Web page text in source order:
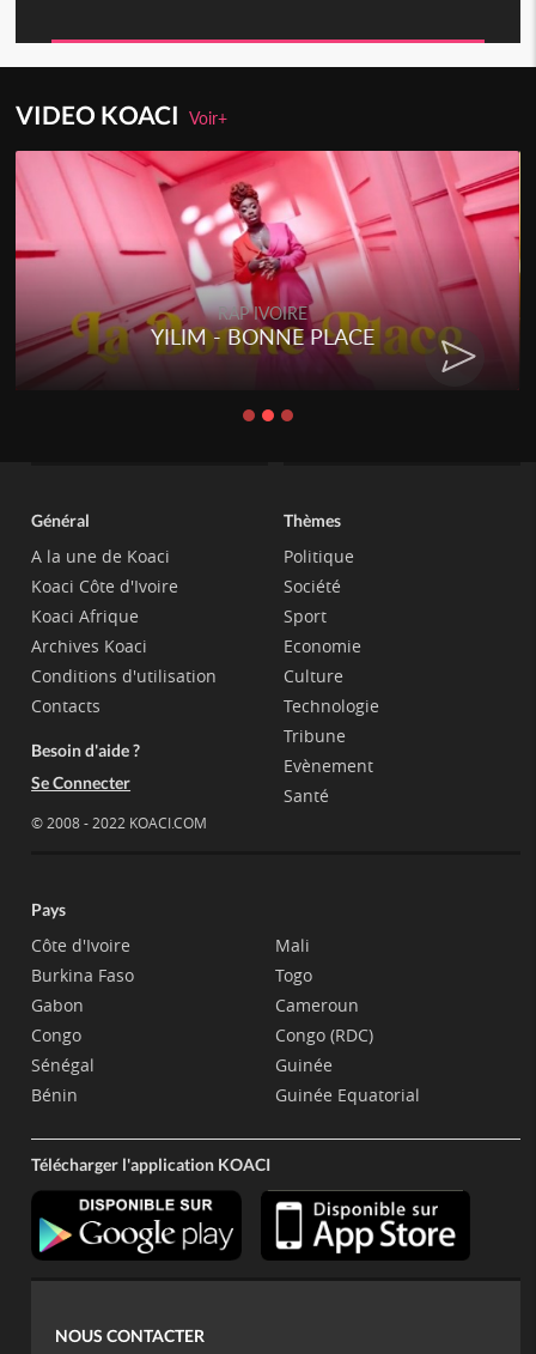
VIDEO KOACIVoir+
RAP IVOIRE
YILIM - BONNE PLACE
Général
A la une de Koaci
Koaci Côte d'Ivoire
Koaci Afrique
Archives Koaci
Conditions d'utilisation
Contacts
Besoin d'aide ?
Se Connecter
© 2008 - 2022 KOACI.COM
Thèmes
Politique
Société
Sport
Economie
Culture
Technologie
Tribune
Evènement
Santé
Pays
Côte d'Ivoire
Burkina Faso
Gabon
Congo
Sénégal
Bénin
Mali
Togo
Cameroun
Congo (RDC)
Guinée
Guinée Equatorial
Télécharger l'application KOACI
NOUS CONTACTER